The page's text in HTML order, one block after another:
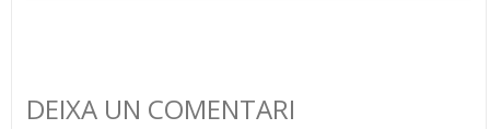
DEIXA UN COMENTARI